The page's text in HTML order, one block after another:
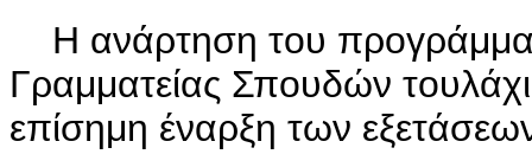
Η ανάρτηση του
Γραμματείας Σπουδών
επίσημη έναρξη των